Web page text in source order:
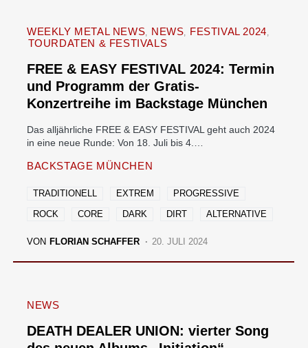
WEEKLY METAL NEWS NEWS FESTIVAL 2024
TOURDATEN & FESTIVALS
FREE & EASY FESTIVAL 2024: Termin
und Programm der Gratis-
Konzertreihe im Backstage München
Das alljährliche FREE & EASY FESTIVAL geht auch 2024
in eine neue Runde: Von 18. Juli bis 4.…
BACKSTAGE MÜNCHEN
TRADITIONELL EXTREM
PROGRESSIVE
ROCK
CORE DARK DIRT ALTERNATIVE
VON FLORIAN SCHAFFER 20. JULI 2024
NEWS
DEATH DEALER UNION: vierter Song